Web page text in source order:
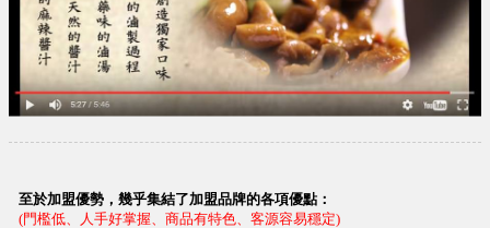
至於加盟優勢，幾乎集結了加盟品牌的各項優點：
(門檻低、人手好掌握、商品有特色、客源容易穩定)